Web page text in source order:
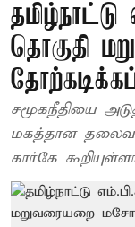
தொகுதி
சமூகநீதியை
மகத்தான தலைவர்
கார்கே